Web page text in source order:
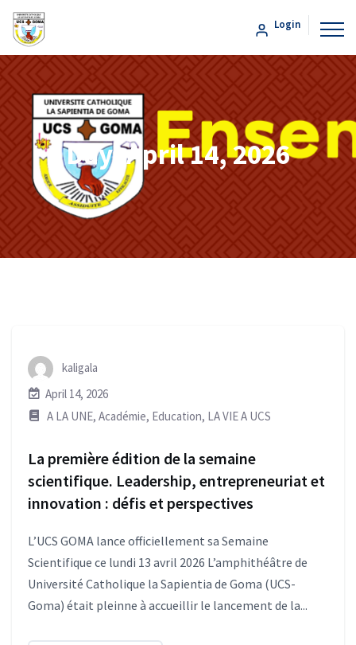
Login
Day:April 14, 2026
kaligala
April 14, 2026
A LA UNE, Académie, Education, LA VIE A UCS
La première édition de la semaine
scientifique. Leadership, entrepreneuriat et
innovation : défis et perspectives
L’UCS GOMA lance officiellement sa Semaine
Scientifique ce lundi 13 avril 2026 L’amphithéâtre de
Université Catholique la Sapientia de Goma (UCS-
Goma) était pleinne à accueillir le lancement de la...